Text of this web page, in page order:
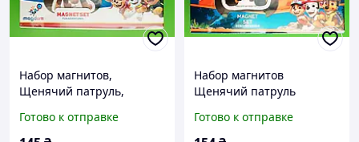
Набор магнитов,
Щенячий патруль,
АстонАктив, ML4034-01
Готово к отправке
Набор магнитов
Щенячий патруль
для детей
Готово к отправке